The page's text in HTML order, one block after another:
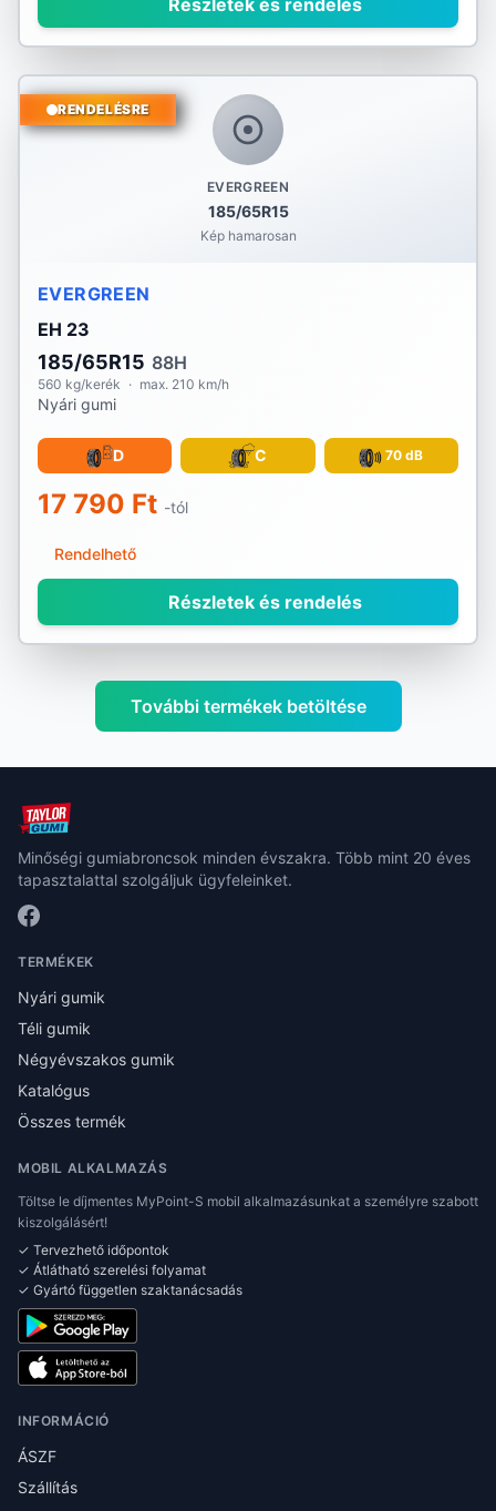
EVERGREEN
185/65R15
Kép hamarosan
RENDELÉSRE
EVERGREEN
EH 23
185/65R15 88H
560 kg/kerék · max. 210 km/h
Nyári gumi
D C 70 dB
17 790 Ft -tól
Rendelhető
Részletek és rendelés
További termékek betöltése
Minőségi gumiabroncsok minden évszakra. Több mint 20 éves
tapasztalattal szolgáljuk ügyfeleinket.
TERMÉKEK
Nyári gumik
Téli gumik
Négyévszakos gumik
Katalógus
Összes termék
MOBIL ALKALMAZÁS
Töltse le díjmentes MyPoint-S mobil alkalmazásunkat a személyre szabott
kiszolgálásért!
✓ Tervezhető időpontok
✓ Átlátható szerelési folyamat
✓ Gyártó független szaktanácsadás
INFORMÁCIÓ
ÁSZF
Szállítás